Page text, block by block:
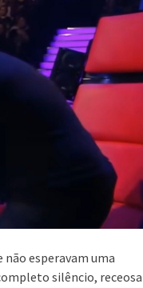
esperavam uma
silêncio, receosa